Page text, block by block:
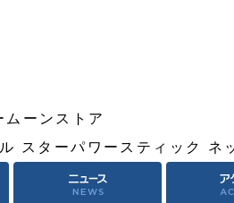
ムーンストア
スターパワースティック ネ